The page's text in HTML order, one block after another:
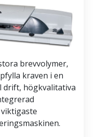
brevvolymer,
kraven i en
drift, högkvalitativa